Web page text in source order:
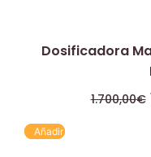
Dosificadora
1.700,00€
Añadir